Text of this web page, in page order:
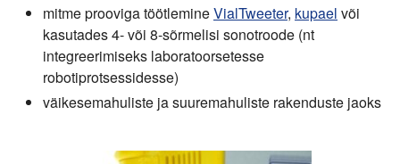
mitme prooviga töötlemineVialTweeter, kupael või
kasutades 4- või 8-sõrmelisi sonotroode (nt
integreerimiseks laboratoorsetesse
robotiprotsessidesse)
väikesemahuliste ja suuremahuliste rakenduste jaoks